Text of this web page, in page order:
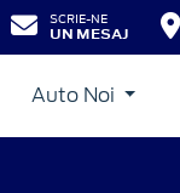
SCRIE-NE
UN MESAJ
Auto Noi